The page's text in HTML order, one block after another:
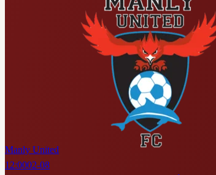
Manly United
12:0002-08